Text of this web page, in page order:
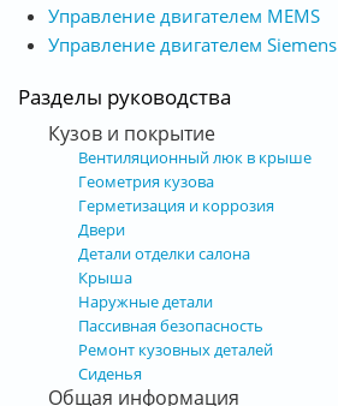
Управление двигателем MEMS
Управление двигателем Siemens
Разделы руководства
Кузов и покрытие
Вентиляционный люк в крыше
Геометрия кузова
Герметизация и коррозия
Двери
Детали отделки салона
Крыша
Наружные детали
Пассивная безопасность
Ремонт кузовных деталей
Сиденья
Общая информация